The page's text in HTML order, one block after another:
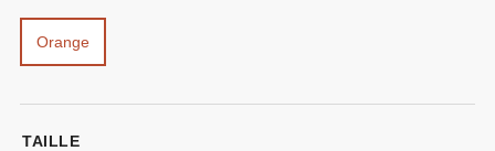
Orange
TAILLE